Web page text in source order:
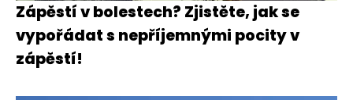
Zápěstí v bolestech? Zjistěte, jak se
vypořádat s nepříjemnými pocity v
zápěstí!